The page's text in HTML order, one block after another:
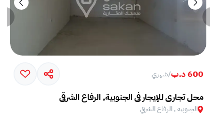
600 د.ب /شهري
محل تجاري للإيجار في الجنوبية, الرفاع الشرقي
الجنوبية , الرفاع الشرقي